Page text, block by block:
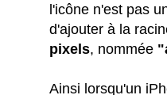
l'icône n'est pas
d'ajouter à la
pixels, nommée
Ainsi lorsqu'un